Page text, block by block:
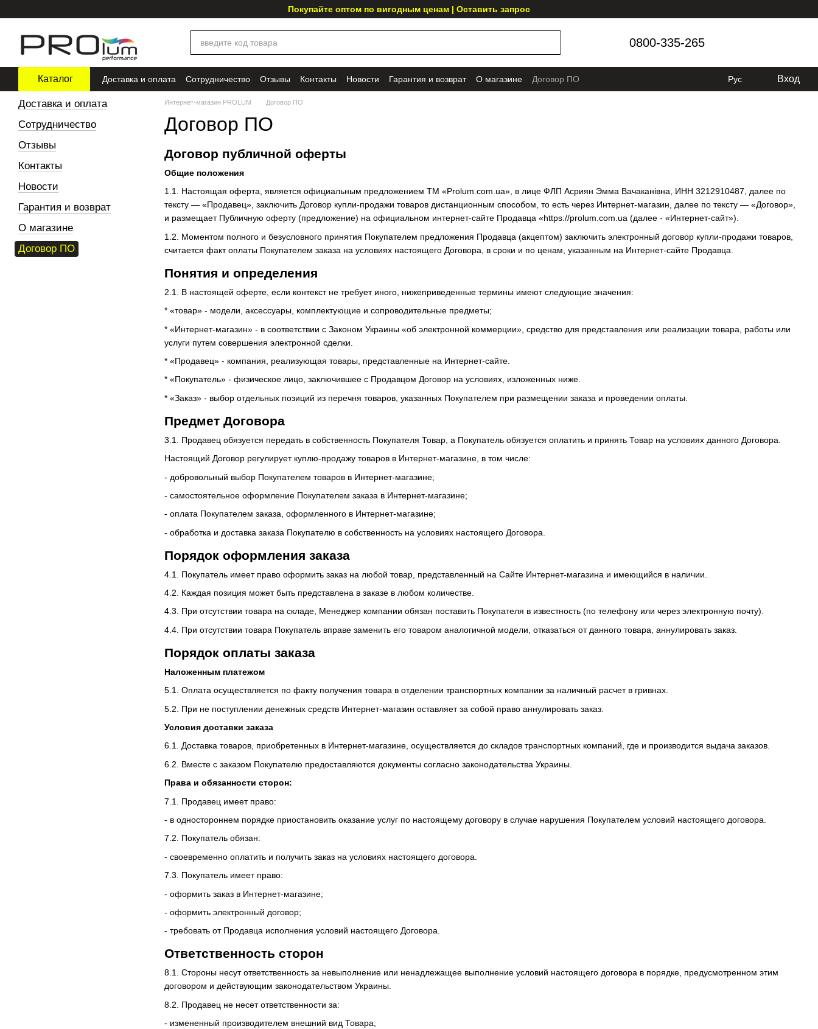
Покупайте оптом по вигодным ценам | Оставить запрос
0800-335-265
Каталог Доставка и оплата Сотрудничество Отзывы Контакты Новости Гарантия и возврат О магазине Договор ПО Рус Вход
Интернет-магазин PROLUM Договор ПО
Договор ПО
Договор публичной оферты
Общие положения
1.1. Настоящая оферта, является официальным предложением ТМ «Prolum.com.ua», в лице ФЛП Асриян Эмма Вачаканівна, ИНН 3212910487, далее по
тексту — «Продавец», заключить Договор купли-продажи товаров дистанционным способом, то есть через Интернет-магазин, далее по тексту — «Договор»,
и размещает Публичную оферту (предложение) на официальном интернет-сайте Продавца «https://prolum.com.ua (далее - «Интернет-сайт»).
1.2. Моментом полного и безусловного принятия Покупателем предложения Продавца (акцептом) заключить электронный договор купли-продажи товаров,
считается факт оплаты Покупателем заказа на условиях настоящего Договора, в сроки и по ценам, указанным на Интернет-сайте Продавца.
Понятия и определения
2.1. В настоящей оферте, если контекст не требует иного, нижеприведенные термины имеют следующие значения:
* «товар» - модели, аксессуары, комплектующие и сопроводительные предметы;
* «Интернет-магазин» - в соответствии с Законом Украины «об электронной коммерции», средство для представления или реализации товара, работы или
услуги путем совершения электронной сделки.
* «Продавец» - компания, реализующая товары, представленные на Интернет-сайте.
* «Покупатель» - физическое лицо, заключившее с Продавцом Договор на условиях, изложенных ниже.
* «Заказ» - выбор отдельных позиций из перечня товаров, указанных Покупателем при размещении заказа и проведении оплаты.
Предмет Договора
3.1. Продавец обязуется передать в собственность Покупателя Товар, а Покупатель обязуется оплатить и принять Товар на условиях данного Договора.
Настоящий Договор регулирует куплю-продажу товаров в Интернет-магазине, в том числе:
- добровольный выбор Покупателем товаров в Интернет-магазине;
- самостоятельное оформление Покупателем заказа в Интернет-магазине;
- оплата Покупателем заказа, оформленного в Интернет-магазине;
- обработка и доставка заказа Покупателю в собственность на условиях настоящего Договора.
Порядок оформления заказа
4.1. Покупатель имеет право оформить заказ на любой товар, представленный на Сайте Интернет-магазина и имеющийся в наличии.
4.2. Каждая позиция может быть представлена в заказе в любом количестве.
4.3. При отсутствии товара на складе, Менеджер компании обязан поставить Покупателя в известность (по телефону или через электронную почту).
4.4. При отсутствии товара Покупатель вправе заменить его товаром аналогичной модели, отказаться от данного товара, аннулировать заказ.
Порядок оплаты заказа
Наложенным платежом
5.1. Оплата осуществляется по факту получения товара в отделении транспортных компании за наличный расчет в гривнах.
5.2. При не поступлении денежных средств Интернет-магазин оставляет за собой право аннулировать заказ.
Условия доставки заказа
6.1. Доставка товаров, приобретенных в Интернет-магазине, осуществляется до складов транспортных компаний, где и производится выдача заказов.
6.2. Вместе с заказом Покупателю предоставляются документы согласно законодательства Украины.
Права и обязанности сторон:
7.1. Продавец имеет право:
- в одностороннем порядке приостановить оказание услуг по настоящему договору в случае нарушения Покупателем условий настоящего договора.
7.2. Покупатель обязан:
- своевременно оплатить и получить заказ на условиях настоящего договора.
7.3. Покупатель имеет право:
- оформить заказ в Интернет-магазине;
- оформить электронный договор;
- требовать от Продавца исполнения условий настоящего Договора.
Ответственность сторон
8.1. Стороны несут ответственность за невыполнение или ненадлежащее выполнение условий настоящего договора в порядке, предусмотренном этим
договором и действующим законодательством Украины.
8.2. Продавец не несет ответственности за:
- измененный производителем внешний вид Товара;
Доставка и оплата
Сотрудничество
Отзывы
Контакты
Новости
Гарантия и возврат
О магазине
Договор ПО